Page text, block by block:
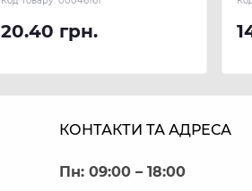
20.40 грн.
КОНТАКТИ ТА АДРЕСА
Пн: 09:00 – 18:00